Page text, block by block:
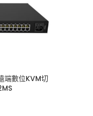
端數位KVM切